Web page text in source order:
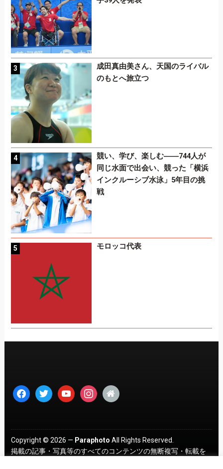
成田真由美さん、天国のライバル
のもとへ旅立つ
競い、学び、楽しむ――744人が
同じ水面で出会い、競った「横浜
インクルーシブ水泳」5年目の挑
戦
モロッコ代表
facebooktwitter youtubeinstagram
home
Copyright © 2026 — Paraphoto All Rights Reserved.
掲載の記事・写真等のすべてのコンテンツの無断複写・転載を